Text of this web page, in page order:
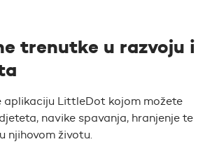
trenutke u razvoju i
aplikaciju LittleDot kojom možete
navike spavanja, hranjenje te
njihovom životu.